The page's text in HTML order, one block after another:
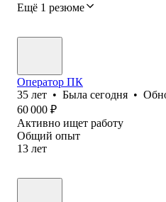
Ещё 1 резюме
Оператор ПК
35 лет • Была сегодня •
60 000 ₽
Активно ищет работу
Общий опыт
13 лет